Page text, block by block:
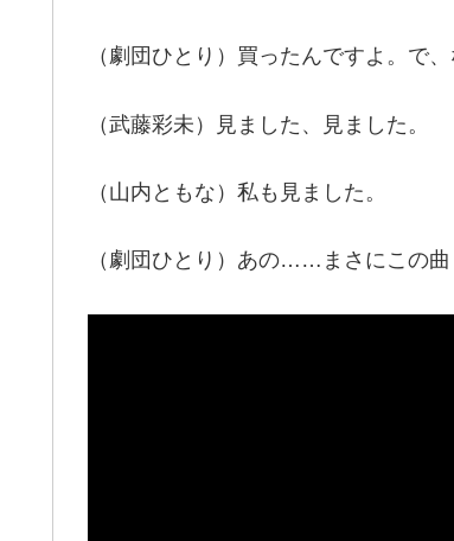
（劇団ひとり）買ったんですよ。で
（武藤彩未）見ました、見ました。
（山内ともな）私も見ました。
（劇団ひとり）あの……まさにこの曲